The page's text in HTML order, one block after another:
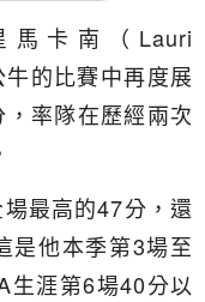
卡南（Lauri
的比賽中再度展
率隊在歷經兩次
最高的47分，還
是他本季第3場至
生涯第6場40分以